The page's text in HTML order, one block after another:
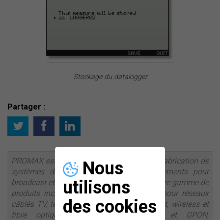
Nous
utilisons
des cookies
Stockage du datalogger
Partager :
PROMAX est une entreprise leader dans la fabrication de
systèmes de test et mesure et d’équipements pour
broadcast et distribution de signaux TV. Notre gamme de
produits inclut des appareils de mesure pour réseaux
câblés TV, télévision par satellite, broadcast, wireless et
fibre optique. Des analyseurs FTTH et GPON,